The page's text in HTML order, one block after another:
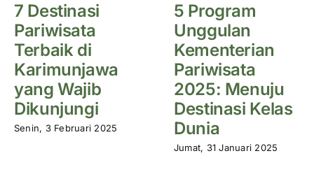
7 Destinasi
Pariwisata
Terbaik di
Karimunjawa
yang Wajib
Dikunjungi
Senin, 3 Februari 2025
5 Program
Unggulan
Kementerian
Pariwisata
2025: Menuju
Destinasi Kelas
Dunia
Jumat, 31 Januari 2025